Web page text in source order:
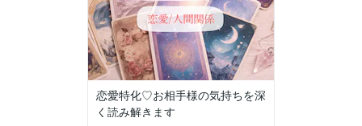
恋愛特化♡お相手様の気持ちを深
く読み解きます